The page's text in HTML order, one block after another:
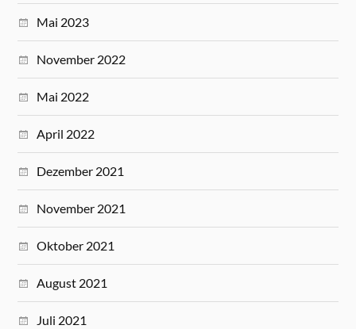
Mai 2023
November 2022
Mai 2022
April 2022
Dezember 2021
November 2021
Oktober 2021
August 2021
Juli 2021